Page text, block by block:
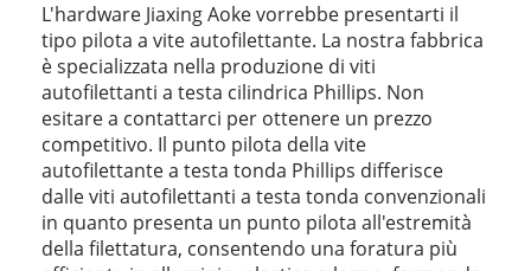
L'hardware Jiaxing Aoke vorrebbe presentarti il ​​
tipo pilota a vite autofilettante. La nostra fabbrica
è specializzata nella produzione di viti
autofilettanti a testa cilindrica Phillips. Non
esitare a contattarci per ottenere un prezzo
competitivo. Il punto pilota della vite
autofilettante a testa tonda Phillips differisce
dalle viti autofilettanti a testa tonda convenzionali
in quanto presenta un punto pilota all'estremità
della filettatura, consentendo una foratura più